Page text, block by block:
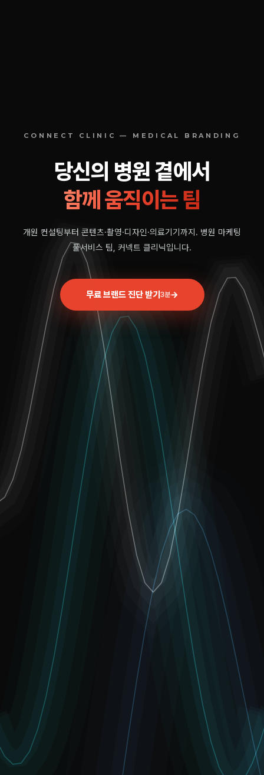
CONNECT CLINIC — MEDICAL BRANDING
당신의 병원 곁에서
함께 움직이는 팀
개원 컨설팅부터 콘텐츠·촬영·디자인·의료기기까지. 병원 마케팅
풀서비스 팀, 커넥트 클리닉입니다.
무료 브랜드 진단 받기 3분→